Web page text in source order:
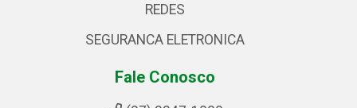
REDES
SEGURANCA ELETRONICA
Fale Conosco